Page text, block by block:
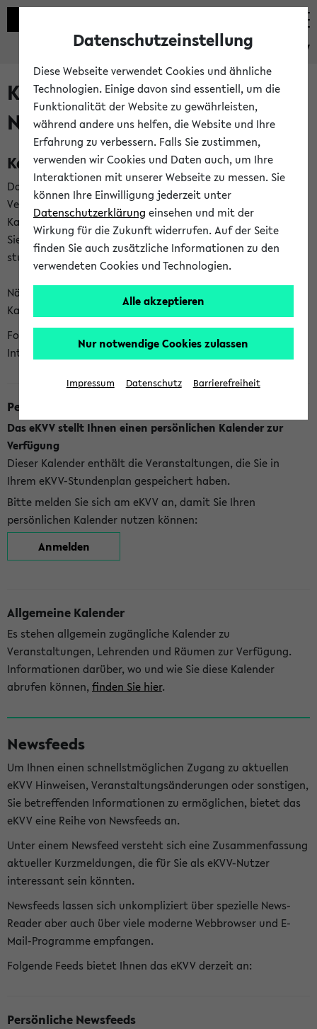
eKVV
Kalenderintegration und
Newsfeeds
Kalenderintegration
Das eKVV bietet Ihnen die Möglichkeit,
Veranstaltungstermine in eine Vielzahl von
Kalenderanwendungen einzubinden. Auf diese Weise können
Sie einen gemeinsamen Überblick über Ihre privaten und
studienbezogenen Termine erhalten.
Näheres zu Vorteilen und Funktionsweise der
Kalenderintegration können Sie auf unserer
Folgende Kalender bietet Ihnen das eKVV derzeit zur
Integration an:
Persönlicher Kalender
Das eKVV stellt Ihnen einen persönlichen Kalender zur
Verfügung
Dieser Kalender enthält die Veranstaltungen, die Sie in
Ihrem eKVV-Stundenplan gespeichert haben.
Bitte melden Sie sich am eKVV an, damit Sie Ihren
persönlichen Kalender nutzen können:
Anmelden
Allgemeine Kalender
Es stehen allgemein zugängliche Kalender zu
Veranstaltungen, Lehrenden und Räumen zur Verfügung.
Informationen darüber, wo und wie Sie diese Kalender
abrufen können, finden Sie hier.
Newsfeeds
Um Ihnen einen schnellstmöglichen Zugang zu aktuellen
eKVV Hinweisen, Veranstaltungsänderungen oder sonstigen,
Sie betreffenden Informationen zu ermöglichen, bietet das
eKVV eine Reihe von Newsfeeds an.
Unter einem Newsfeed versteht sich eine Zusammenfassung
aktueller Kurzmeldungen, die für Sie als eKVV-Nutzer
interessant sein könnten.
Newsfeeds lassen sich unkompliziert über spezielle News-
Reader aber auch über viele moderne Webbrowser und E-
Mail-Programme empfangen.
Folgende Feeds bietet Ihnen das eKVV derzeit an:
Persönliche Newsfeeds
Datenschutzeinstellung
Diese Webseite verwendet Cookies und ähnliche
Technologien. Einige davon sind essentiell, um die
Funktionalität der Website zu gewährleisten,
während andere uns helfen, die Website und Ihre
Erfahrung zu verbessern. Falls Sie zustimmen,
verwenden wir Cookies und Daten auch, um Ihre
Interaktionen mit unserer Webseite zu messen. Sie
können Ihre Einwilligung jederzeit unter
Datenschutzerklärung einsehen und mit der
Wirkung für die Zukunft widerrufen. Auf der Seite
finden Sie auch zusätzliche Informationen zu den
verwendeten Cookies und Technologien.
Alle akzeptieren
Nur notwendige Cookies zulassen
Impressum Datenschutz Barrierefreiheit